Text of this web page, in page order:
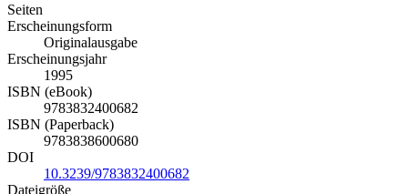
Seiten
Erscheinungsform
Originalausgabe
Erscheinungsjahr
1995
ISBN (eBook)
9783832400682
ISBN (Paperback)
9783838600680
DOI
10.3239/9783832400682
Dateigröße